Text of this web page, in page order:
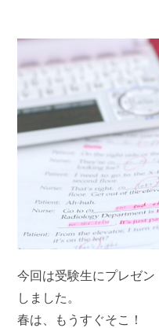
今回は受験生にプレゼ
しました。
春は、もうすぐそこ！